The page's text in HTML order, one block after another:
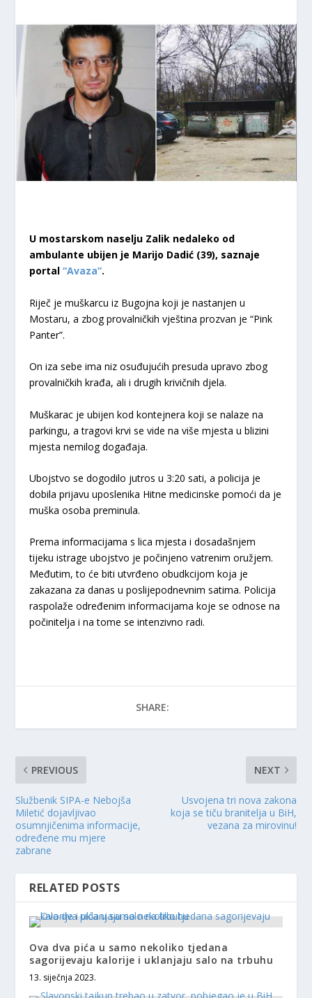
U mostarskom naselju Zalik nedaleko od
ambulante ubijen je Marijo Dadić (39), saznaje
portal“Avaza”.
Riječ je muškarcu iz Bugojna koji je nastanjen u
Mostaru, a zbog provalničkih vještina prozvan je “Pink
Panter”.
On iza sebe ima niz osuđujućih presuda upravo zbog
provalničkih krađa, ali i drugih krivičnih djela.
Muškarac je ubijen kod kontejnera koji se nalaze na
parkingu, a tragovi krvi se vide na više mjesta u blizini
mjesta nemilog događaja.
Ubojstvo se dogodilo jutros u 3:20 sati, a policija je
dobila prijavu uposlenika Hitne medicinske pomoći da je
muška osoba preminula.
Prema informacijama s lica mjesta i dosadašnjem
tijeku istrage ubojstvo je počinjeno vatrenim oružjem.
Međutim, to će biti utvrđeno obudkcijom koja je
zakazana za danas u poslijepodnevnim satima. Policija
raspolaže određenim informacijama koje se odnose na
počinitelja i na tome se intenzivno radi.
SHARE:
PREVIOUS
Službenik SIPA-e Nebojša
Miletić dojavljivao
osumnjičenima informacije,
određene mu mjere
zabrane
NEXT
Usvojena tri nova zakona
koja se tiču branitelja u BiH,
vezana za mirovinu!
RELATED POSTS
Ova dva pića u samo nekoliko tjedana
sagorijevaju kalorije i uklanjaju salo na trbuhu
13. siječnja 2023.